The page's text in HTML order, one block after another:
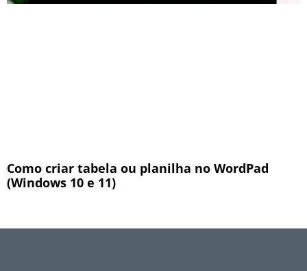
Como criar tabela ou planilha no WordPad
(Windows 10 e 11)